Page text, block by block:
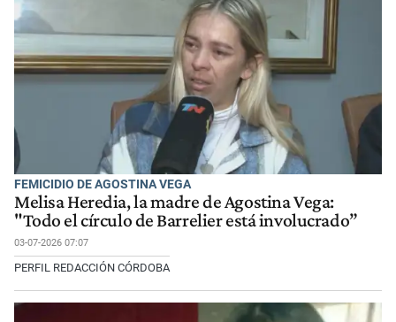
FEMICIDIO DE AGOSTINA VEGA
Melisa Heredia, la madre de Agostina Vega:
"Todo el círculo de Barrelier está involucrado”
03-07-2026 07:07
PERFIL REDACCIÓN CÓRDOBA